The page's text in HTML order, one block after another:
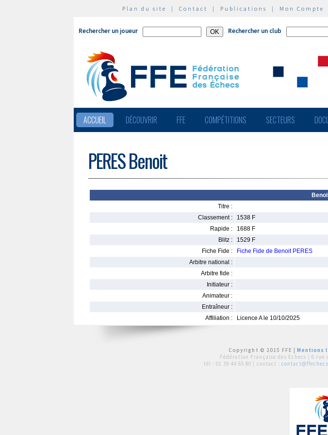
Plan du site | Contact | Publications | Mon Compte
Rechercher un joueur Rechercher un club
ACCUEIL DÉCOUVRIR FFE COMPÉTITIONS SECTEURS
PERES Benoit
Titre :
Classement :
1538 F
Rapide :
1688 F
Blitz :
1529 F
Fiche Fide :
Fiche Fide de Benoit PERES
Arbitre national :
Arbitre fide :
Initiateur :
Animateur :
Entraîneur :
Affiliation :
Licence A le 10/10/2025
Copyright © 2015 FFE |Mentions
Fédération Française des Echecs | 6 rue
tél : 01 39 44 65 80 | contact :